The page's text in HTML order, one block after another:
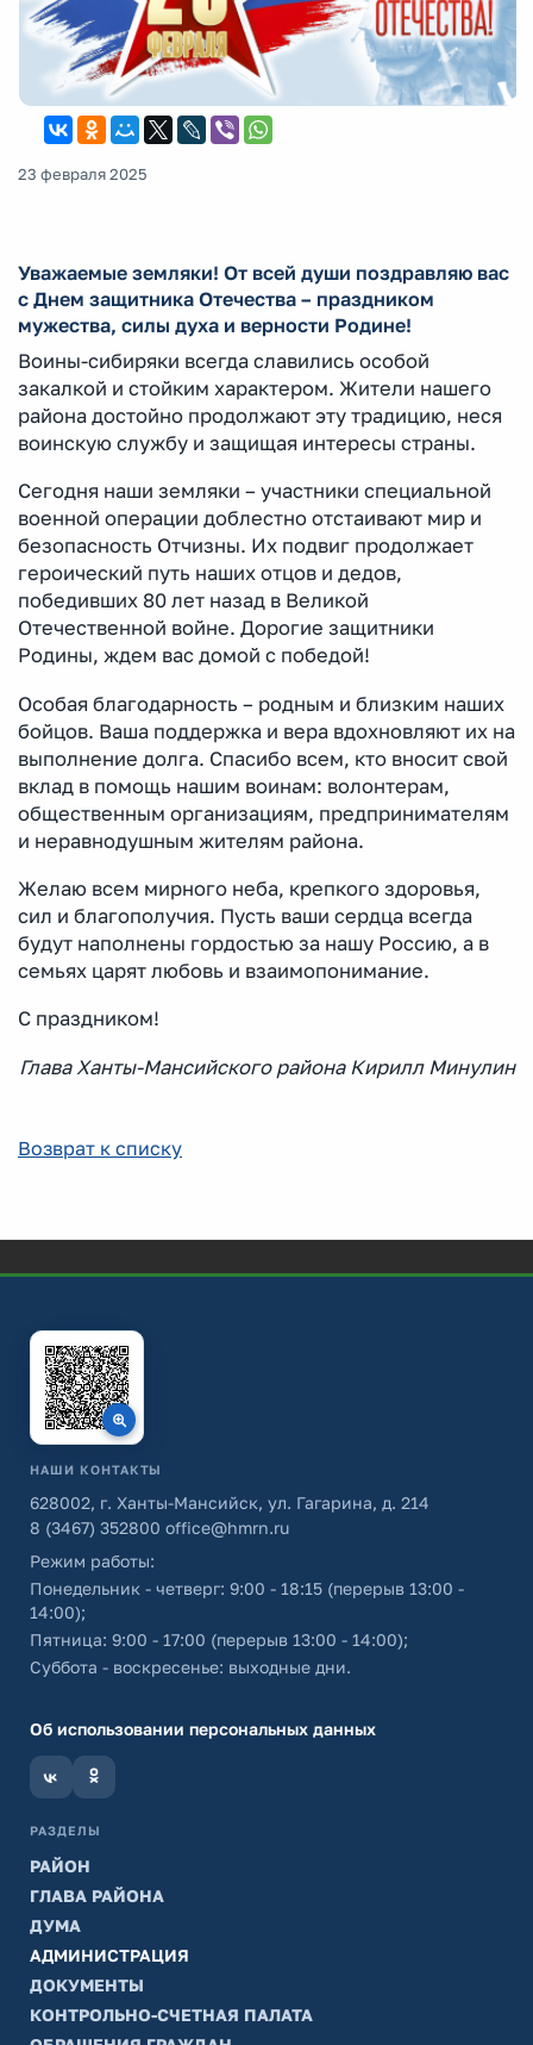
23 февраля 2025
Уважаемые земляки! От всей души поздравляю вас
с Днем защитника Отечества – праздником
мужества, силы духа и верности Родине!
Воины-сибиряки всегда славились особой
закалкой и стойким характером. Жители нашего
района достойно продолжают эту традицию, неся
воинскую службу и защищая интересы страны.
Сегодня наши земляки – участники специальной
военной операции доблестно отстаивают мир и
безопасность Отчизны. Их подвиг продолжает
героический путь наших отцов и дедов,
победивших 80 лет назад в Великой
Отечественной войне. Дорогие защитники
Родины, ждем вас домой с победой!
Особая благодарность – родным и близким наших
бойцов. Ваша поддержка и вера вдохновляют их на
выполнение долга. Спасибо всем, кто вносит свой
вклад в помощь нашим воинам: волонтерам,
общественным организациям, предпринимателям
и неравнодушным жителям района.
Желаю всем мирного неба, крепкого здоровья,
сил и благополучия. Пусть ваши сердца всегда
будут наполнены гордостью за нашу Россию, а в
семьях царят любовь и взаимопонимание.
С праздником!
Глава Ханты-Мансийского района Кирилл Минулин
Возврат к списку
НАШИ КОНТАКТЫ
628002, г. Ханты-Мансийск, ул. Гагарина, д. 214
8 (3467) 352800 office@hmrn.ru
Режим работы:
Понедельник - четверг: 9:00 - 18:15 (перерыв 13:00 -
14:00);
Пятница: 9:00 - 17:00 (перерыв 13:00 - 14:00);
Суббота - воскресенье: выходные дни.
Об использовании персональных данных
РАЗДЕЛЫ
РАЙОН
ГЛАВА РАЙОНА
ДУМА
АДМИНИСТРАЦИЯ
ДОКУМЕНТЫ
КОНТРОЛЬНО-СЧЕТНАЯ ПАЛАТА